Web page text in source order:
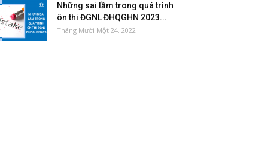
Những sai lầm trong quá trình
ôn thi ĐGNL ĐHQGHN 2023...
Tháng Mười Một 24, 2022